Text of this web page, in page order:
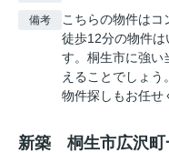
備考
こちらの物件はコ
徒歩12分の物件
す。桐生市に強い
えることでしょ
物件探しもお任せ
新築 桐生市広沢